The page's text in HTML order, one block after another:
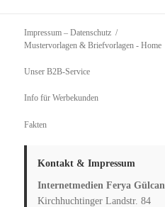
Impressum – Datenschutz
Mustervorlagen & Briefvorlagen - Home
Unser B2B-Service
Info für Werbekunden
Fakten
Kontakt & Impressum
Internetmedien Ferya Gülcan
Kirchhuchtinger Landstr. 84